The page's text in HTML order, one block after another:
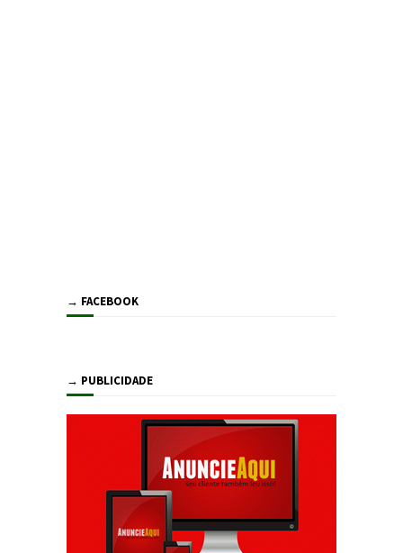
→ FACEBOOK
→ PUBLICIDADE